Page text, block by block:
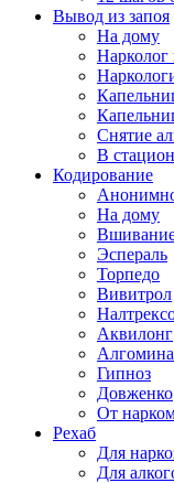
Вывод из запоя
На дому
Нарколог
Снятие
В
Кодирование
На дому
Эспераль
Торпедо
Вивитрол
Аквилонг
Гипноз
Довженко
От
Рехаб
Для
Для